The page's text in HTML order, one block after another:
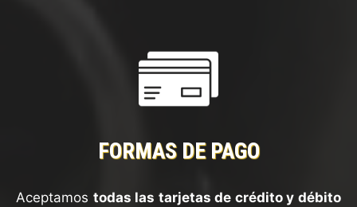
FORMAS DE PAGO
Aceptamos todas las tarjetas de crédito y débito